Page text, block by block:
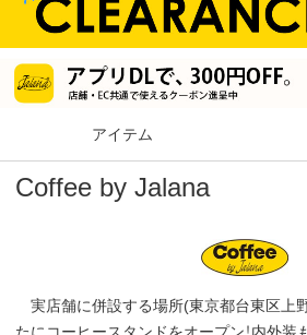
アイテム
Coffee by Jalana
実店舗に併設する場所(東京都台東区上
たにコーヒースタンドをオープン！内外装